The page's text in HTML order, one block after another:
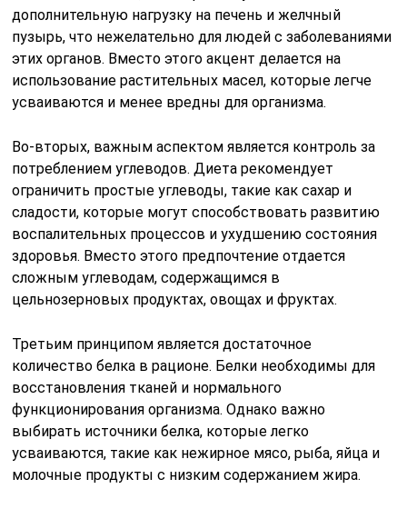
дополнительную нагрузку на печень и желчный
пузырь, что нежелательно для людей с заболеваниями
этих органов. Вместо этого акцент делается на
использование растительных масел, которые легче
усваиваются и менее вредны для организма.
Во-вторых, важным аспектом является контроль за
потреблением углеводов. Диета рекомендует
ограничить простые углеводы, такие как сахар и
сладости, которые могут способствовать развитию
воспалительных процессов и ухудшению состояния
здоровья. Вместо этого предпочтение отдается
сложным углеводам, содержащимся в
цельнозерновых продуктах, овощах и фруктах.
Третьим принципом является достаточное
количество белка в рационе. Белки необходимы для
восстановления тканей и нормального
функционирования организма. Однако важно
выбирать источники белка, которые легко
усваиваются, такие как нежирное мясо, рыба, яйца и
молочные продукты с низким содержанием жира.